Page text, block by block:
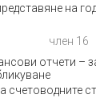
на
член 16
отчети –
счетоводните